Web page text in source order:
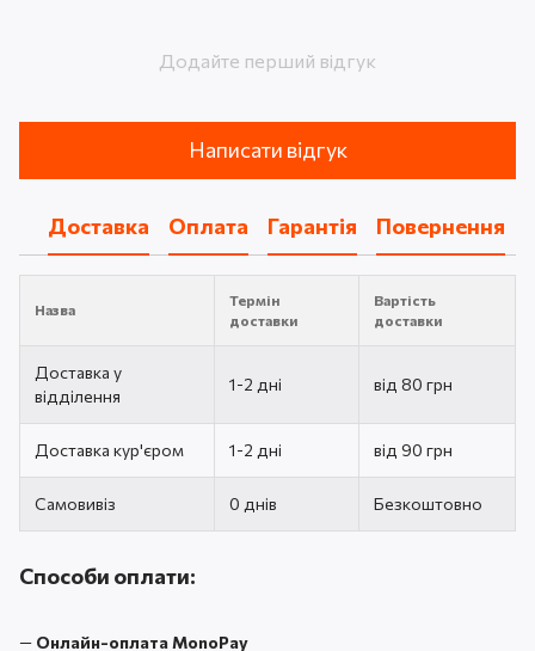
Додайте перший відгук
Написати відгук
Доставка Оплата Гарантія Повернення
Назва
Термін
доставки
Вартість
доставки
Доставка у
відділення
1-2 дні від 80 грн
Доставка кур'єром 1-2 дні від 90 грн
Самовивіз 0 днів Безкоштовно
Способи оплати:
— Онлайн-оплата MonoPay